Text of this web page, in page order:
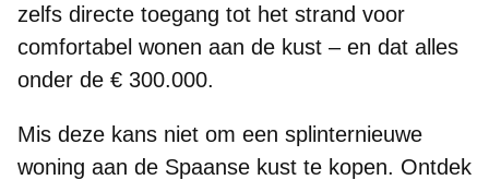
zelfs directe toegang tot het strand voor
comfortabel wonen aan de kust – en dat alles
onder de € 300.000.
Mis deze kans niet om een splinternieuwe
woning aan de Spaanse kust te kopen. Ontdek